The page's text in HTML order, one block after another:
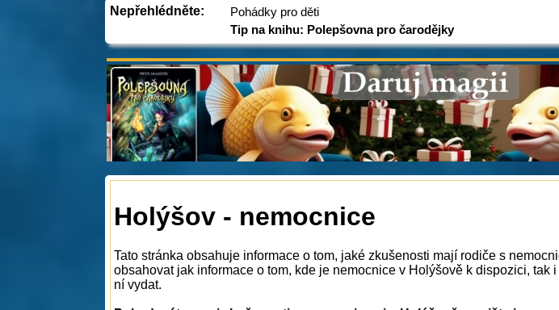
Nepřehlédněte:
Pohádky pro děti
Tip na knihu: Polepšovna pro čarodějky
Holýšov - nemocnice
Tato stránka obsahuje informace o tom, jaké zkušenosti mají rodiče s
obsahovat jak informace o tom, kde je nemocnice v Holýšově k dispozici, tak
ní vydat.